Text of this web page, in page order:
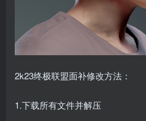
2k23终极联盟面补修改方法：
1.下载所有文件并解压